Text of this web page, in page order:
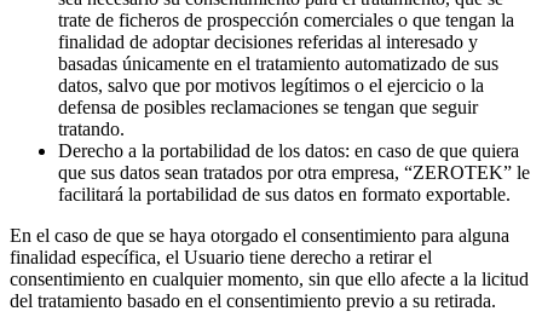
trate de ficheros de prospección comerciales o que tengan la
finalidad de adoptar decisiones referidas al interesado y
basadas únicamente en el tratamiento automatizado de sus
datos, salvo que por motivos legítimos o el ejercicio o la
defensa de posibles reclamaciones se tengan que seguir
tratando.
Derecho a la portabilidad de los datos: en caso de que quiera
que sus datos sean tratados por otra empresa, “ZEROTEK” le
facilitará la portabilidad de sus datos en formato exportable.
En el caso de que se haya otorgado el consentimiento para alguna
finalidad específica, el Usuario tiene derecho a retirar el
consentimiento en cualquier momento, sin que ello afecte a la licitud
del tratamiento basado en el consentimiento previo a su retirada.